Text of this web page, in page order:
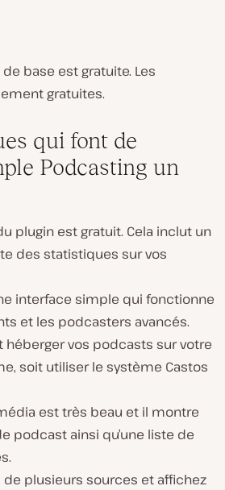
base est gratuite. Les
gratuites.
qui font de
Podcasting un
plugin est gratuit. Cela inclut un
des statistiques sur vos
interface simple qui fonctionne
et les podcasters avancés.
héberger vos podcasts sur votre
soit utiliser le système Castos
est très beau et il montre
podcast ainsi qu’une liste de
de plusieurs sources et affichez